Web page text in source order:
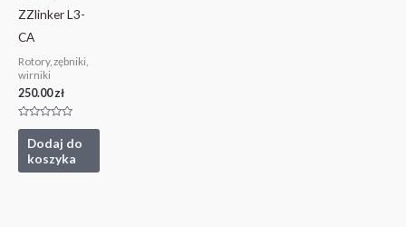
ZZlinker L3-
CA
Rotory, zębniki,
wirniki
250.00zł
Oceniono
Dodaj do
koszyka